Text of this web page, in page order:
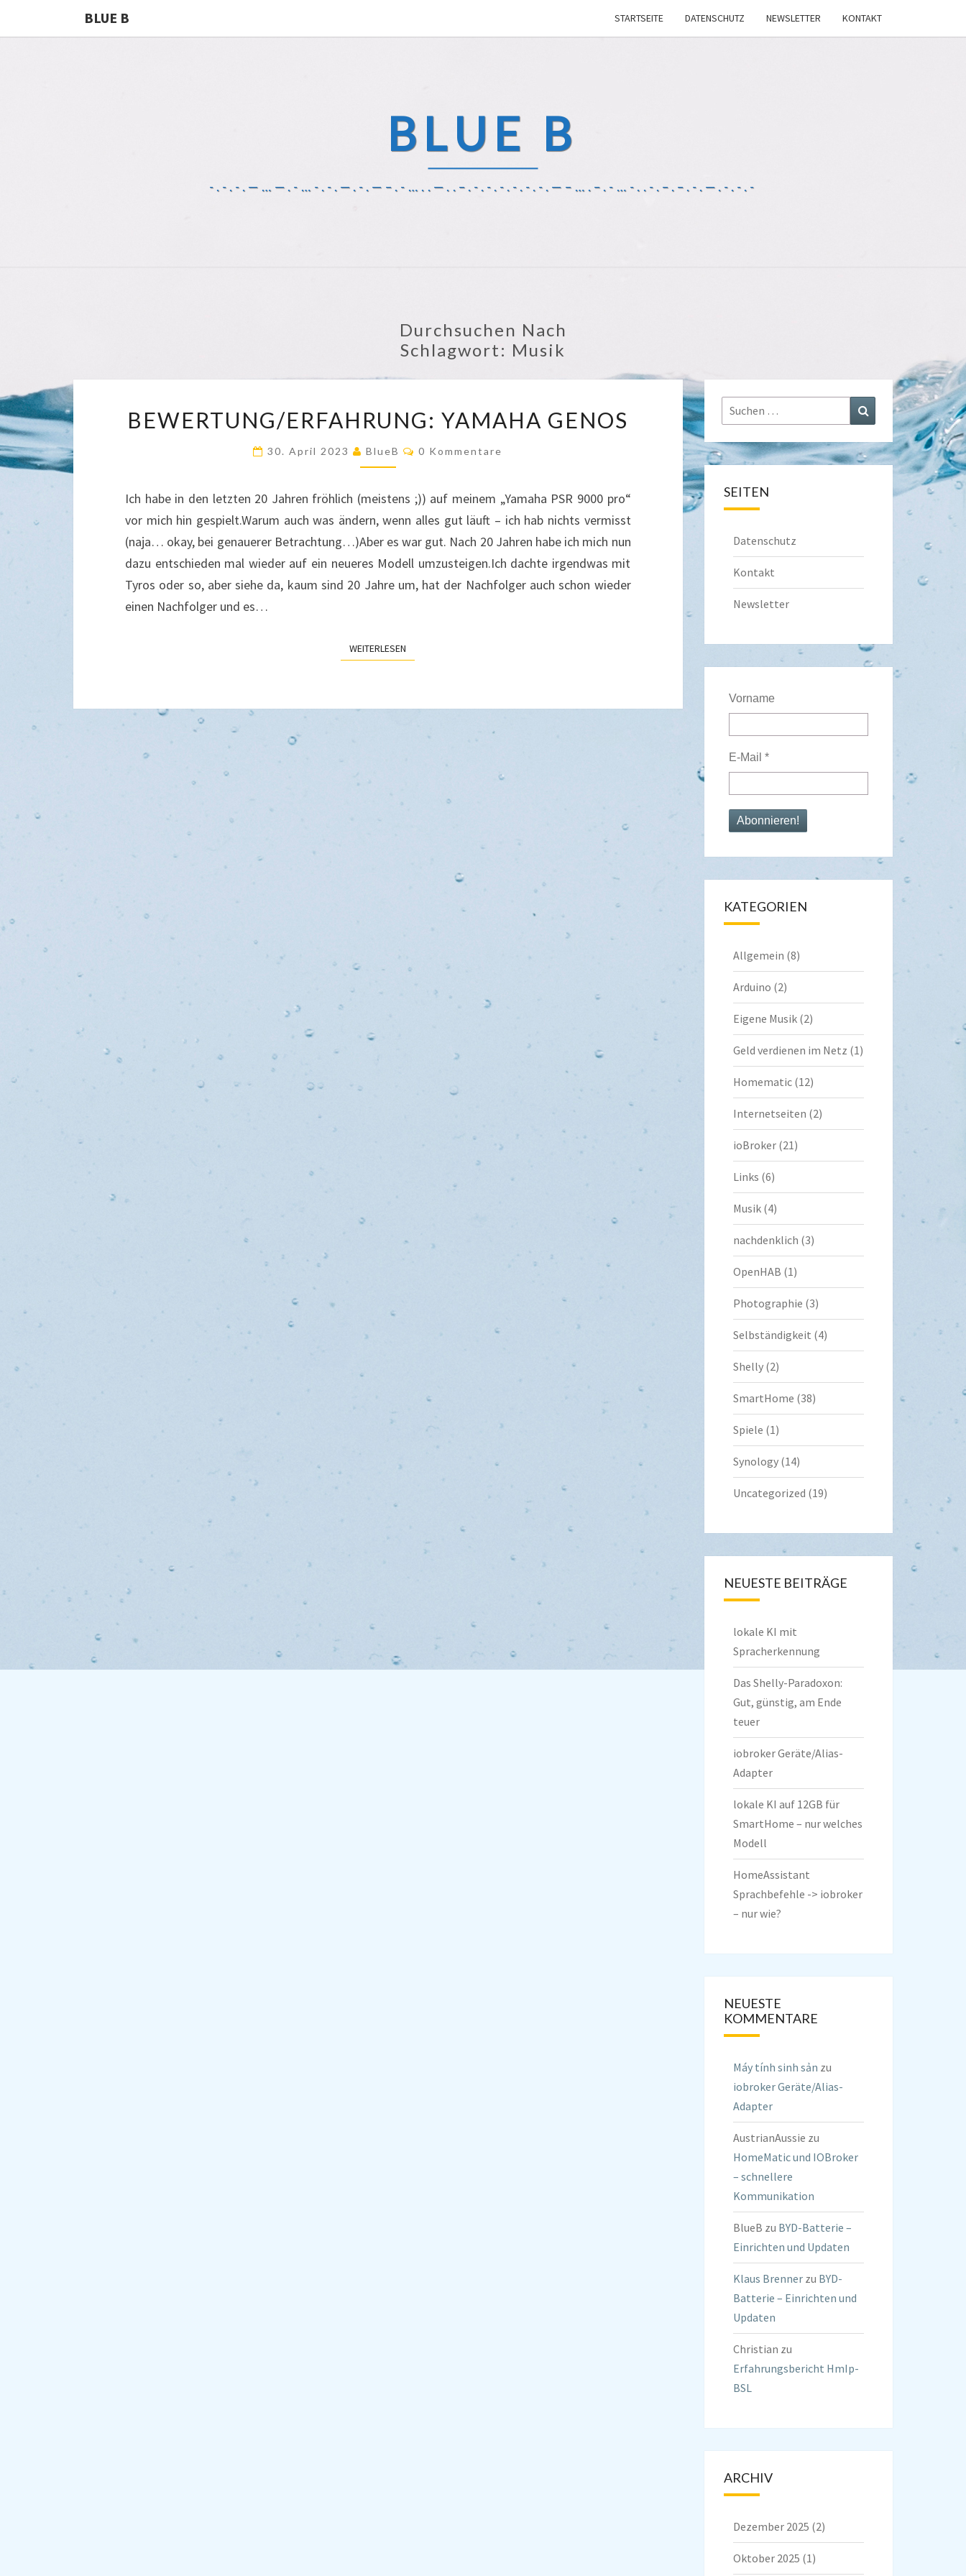
BLUE B STARTSEITE DATENSCHUTZ NEWSLETTER KONTAKT
BLUE B
-.-.-.—…—.-…-.-.—.-.—–.-…..—..–.-.-.-.-.-.-.—–….–.-…-..-.–.–.-.—.-.-.-
Durchsuchen Nach
Schlagwort: Musik
YAMAHA
GENOS
BEWERTUNG/ERFAHRUNG: YAMAHA GENOS
30. April 2023 BlueB Kommentare
0 Kommentare
Ich habe in den letzten 20 Jahren fröhlich (meistens ;)) auf meinem „Yamaha PSR 9000 pro“
vor mich hin gespielt.Warum auch was ändern, wenn alles gut läuft – ich hab nichts vermisst
(naja… okay, bei genauerer Betrachtung…)Aber es war gut. Nach 20 Jahren habe ich mich nun
dazu entschieden mal wieder auf ein neueres Modell umzusteigen.Ich dachte irgendwas mit
Tyros oder so, aber siehe da, kaum sind 20 Jahre um, hat der Nachfolger auch schon wieder
einen Nachfolger und es…
WEITERLESEN
Suchen
nach:
Suchen
SEITEN
Datenschutz
Kontakt
Newsletter
Vorname
E-Mail *
KATEGORIEN
Allgemein (8)
Arduino (2)
Eigene Musik(2)
Geld verdienen im Netz (1)
Homematic(12)
Internetseiten (2)
ioBroker(21)
Links (6)
Musik(4)
nachdenklich (3)
OpenHAB (1)
Photographie (3)
Selbständigkeit (4)
Shelly(2)
SmartHome (38)
Spiele (1)
Synology(14)
Uncategorized (19)
NEUESTE BEITRÄGE
lokale KI mit
Spracherkennung
Das Shelly-Paradoxon:
Gut, günstig, am Ende
teuer
iobroker Geräte/Alias-
Adapter
lokale KI auf 12GB für
SmartHome – nur welches
Modell
HomeAssistant
Sprachbefehle -> iobroker
– nur wie?
NEUESTE
KOMMENTARE
Máy tính sinh sản zu
iobroker Geräte/Alias-
Adapter
AustrianAussie zu
HomeMatic und IOBroker
– schnellere
Kommunikation
BlueB zu BYD-Batterie –
Einrichten und Updaten
Klaus Brennerzu BYD-
Batterie – Einrichten und
Updaten
Christian zu
Erfahrungsbericht HmIp-
BSL
ARCHIV
Dezember 2025 (2)
Oktober 2025 (1)